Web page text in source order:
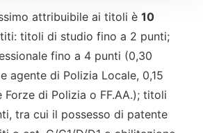
attribuibile ai titoli è 10
titoli di studio fino a 2 punti;
fino a 4 punti (0,30
agente di Polizia Locale, 0,15
Forze di Polizia o FF.AA.); titoli
tra cui il possesso di patente